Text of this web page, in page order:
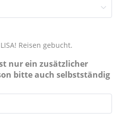
Reisen gebucht.
nur ein zusätzlicher
bitte auch selbstständig